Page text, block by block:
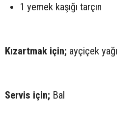
1 yemek kaşığı tarçın
Kızartmak için; ayçiçek yağı
Servis için; Bal